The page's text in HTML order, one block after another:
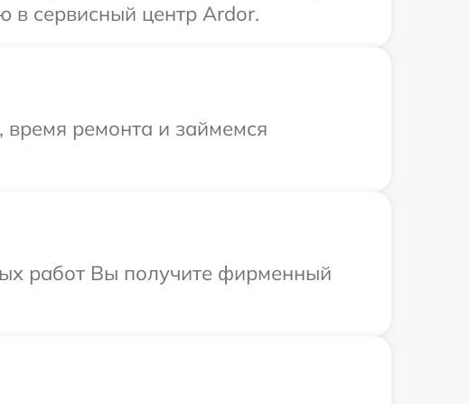
в сервисный центр Ardor.
время ремонта и займемся
работ Вы получите фирменный